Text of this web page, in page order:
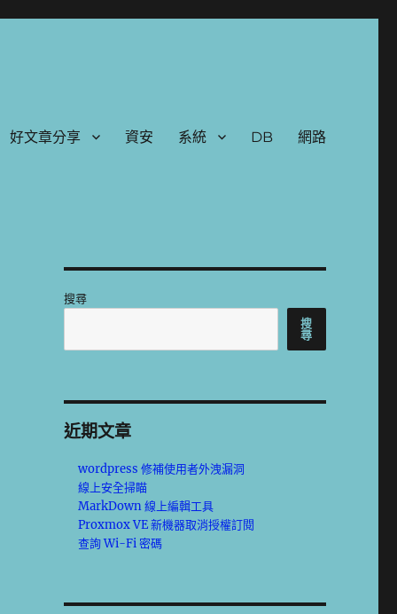
好文章分享 資安 系統 DB 網路
搜尋
搜
尋
近期文章
wordpress 修補使用者外洩漏洞
線上安全掃瞄
MarkDown 線上編輯工具
Proxmox VE 新機器取消授權訂閱
查詢 Wi-Fi 密碼